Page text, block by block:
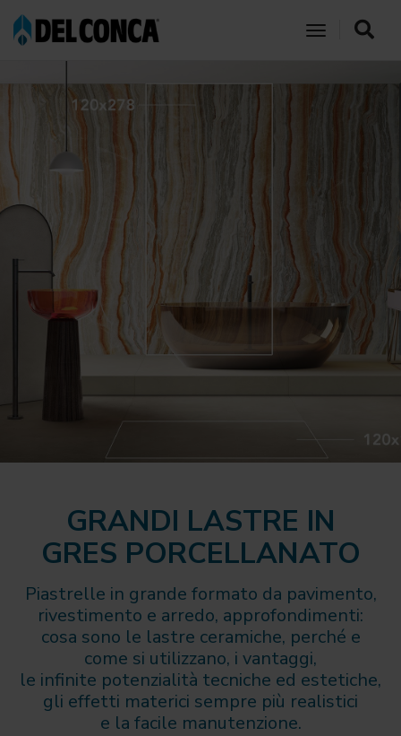
toggle
GRANDI LASTRE IN
GRES PORCELLANATO
Piastrelle in grande formato da pavimento,
rivestimento e arredo, approfondimenti:
cosa sono le lastre ceramiche, perché e
come si utilizzano, i vantaggi,
le infinite potenzialità tecniche ed estetiche,
gli effetti materici sempre più realistici
e la facile manutenzione.